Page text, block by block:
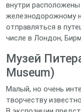
внутри
железнодорожному
отправляться в
числе в Лондон,
Музей
Museum)
Малый, но очень
творчеству